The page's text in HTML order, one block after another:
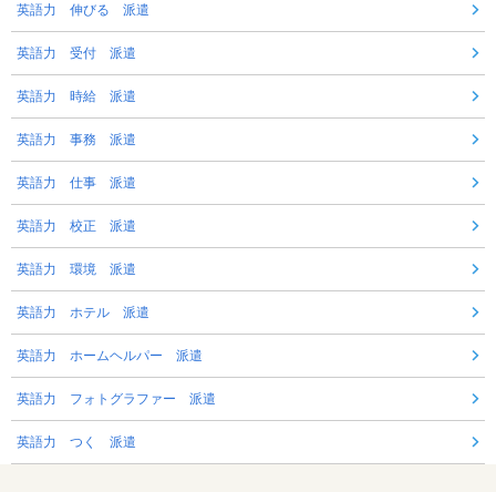
英語力 伸びる 派遣
英語力 受付 派遣
英語力 時給 派遣
英語力 事務 派遣
英語力 仕事 派遣
英語力 校正 派遣
英語力 環境 派遣
英語力 ホテル 派遣
英語力 ホームヘルパー 派遣
英語力 フォトグラファー 派遣
英語力 つく 派遣